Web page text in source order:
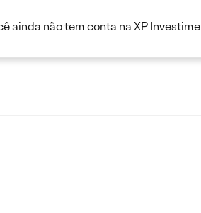
ainda não tem conta na XP